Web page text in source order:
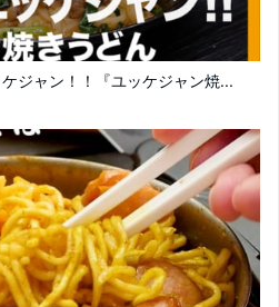
ジャン！！『ユッケジャン焼...